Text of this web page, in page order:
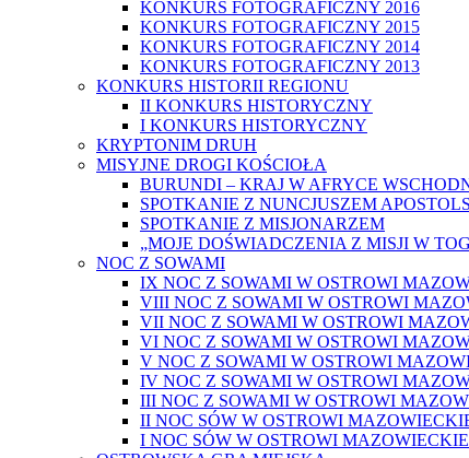
KONKURS FOTOGRAFICZNY 2016
KONKURS FOTOGRAFICZNY 2015
KONKURS FOTOGRAFICZNY 2014
KONKURS FOTOGRAFICZNY 2013
KONKURS HISTORII REGIONU
II KONKURS HISTORYCZNY
I KONKURS HISTORYCZNY
KRYPTONIM DRUH
MISYJNE DROGI KOŚCIOŁA
BURUNDI – KRAJ W AFRYCE
SPOTKANIE Z NUNCJUSZEM
SPOTKANIE Z MISJONARZEM
„MOJE DOŚWIADCZENIA Z MISJI W
NOC Z SOWAMI
IX NOC Z SOWAMI W OSTROWI
VIII NOC Z SOWAMI W OSTROWI
VII NOC Z SOWAMI W OSTROWI
VI NOC Z SOWAMI W OSTROWI
V NOC Z SOWAMI W OSTROWI
IV NOC Z SOWAMI W OSTROWI
III NOC Z SOWAMI W OSTROWI
II NOC SÓW W OSTROWI
I NOC SÓW W OSTROWI